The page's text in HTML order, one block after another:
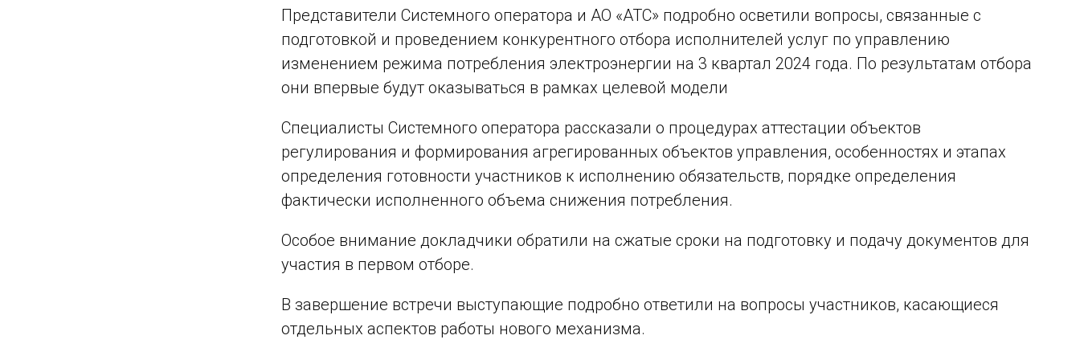
Представители Системного оператора и АО «АТС» подробно осветили вопросы, связанные с
подготовкой и проведением конкурентного отбора исполнителей услуг по управлению
изменением режима потребления электроэнергии на 3 квартал 2024 года. По результатам отбора
они впервые будут оказываться в рамках целевой модели
Специалисты Системного оператора рассказали о процедурах аттестации объектов
регулирования и формирования агрегированных объектов управления, особенностях и этапах
определения готовности участников к исполнению обязательств, порядке определения
фактически исполненного объема снижения потребления.
Особое внимание докладчики обратили на сжатые сроки на подготовку и подачу документов для
участия в первом отборе.
В завершение встречи выступающие подробно ответили на вопросы участников, касающиеся
отдельных аспектов работы нового механизма.